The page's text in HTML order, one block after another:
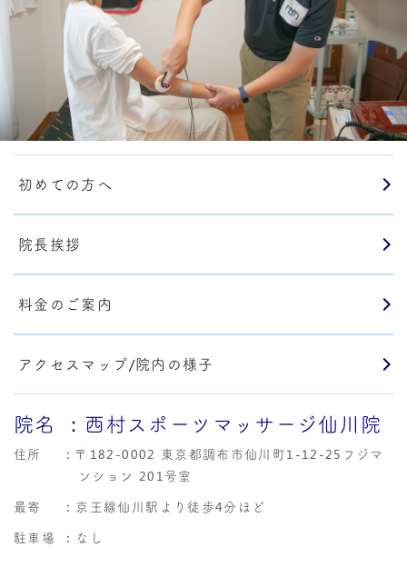
初めての方へ
院長挨拶
料金のご案内
アクセスマップ/院内の様子
院名 ：西村スポーツマッサージ仙川院
住所 ： 〒182-0002 東京都調布市仙川町1-12-25フジマ
ンション 201号室
最寄
：京王線仙川駅より徒歩4分ほど
駐車場
：なし